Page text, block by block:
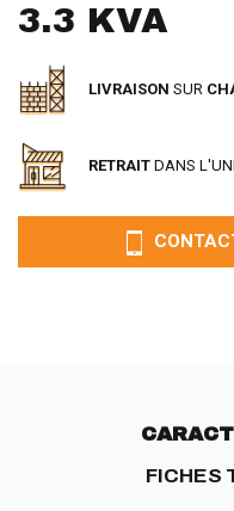
3.3 KVA
LIVRAISON SUR
RETRAIT DANS
FICHES